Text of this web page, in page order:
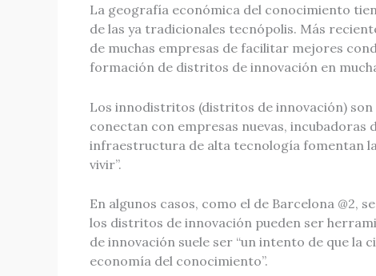
La geografía económica del conocimiento
de las ya tradicionales tecnópolis. Más
de muchas empresas de facilitar mejores
formación de distritos de innovación en
Los innodistritos (distritos de innovación) son
conectan con empresas nuevas,
infraestructura de alta tecnología fomentan
vivir”.
En algunos casos, como el de Barcelona @2,
los distritos de innovación pueden ser
de innovación suele ser “un intento de que
economía del conocimiento”.